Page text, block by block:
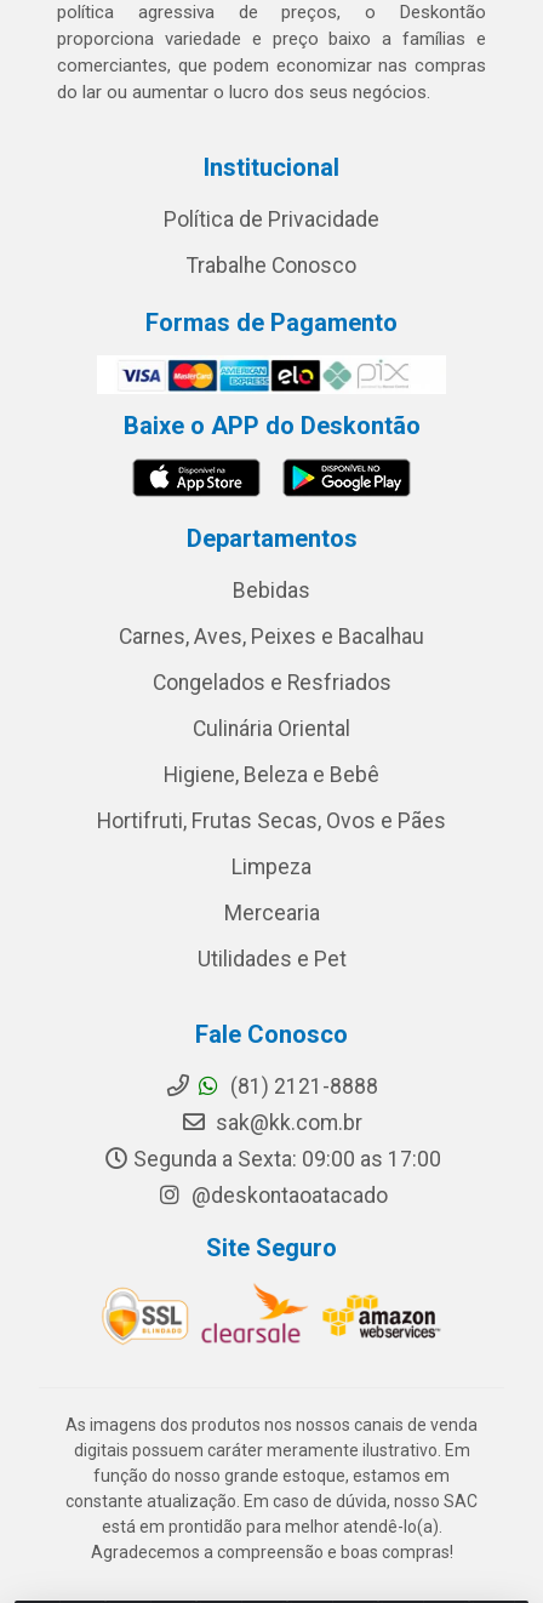
política agressiva de preços, o Deskontão
proporciona variedade e preço baixo a famílias e
comerciantes, que podem economizar nas compras
do lar ou aumentar o lucro dos seus negócios.
Institucional
Política de Privacidade
Trabalhe Conosco
Formas de Pagamento
Baixe o APP do Deskontão
Departamentos
Bebidas
Carnes, Aves, Peixes e Bacalhau
Congelados e Resfriados
Culinária Oriental
Higiene, Beleza e Bebê
Hortifruti, Frutas Secas, Ovos e Pães
Limpeza
Mercearia
Utilidades e Pet
Fale Conosco
(81) 2121-8888
sak@kk.com.br
Segunda a Sexta: 09:00 as 17:00
@deskontaoatacado
Site Seguro
As imagens dos produtos nos nossos canais de venda
digitais possuem caráter meramente ilustrativo. Em
função do nosso grande estoque, estamos em
constante atualização. Em caso de dúvida, nosso SAC
está em prontidão para melhor atendê-lo(a).
Agradecemos a compreensão e boas compras!